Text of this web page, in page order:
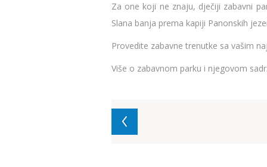
Za one koji ne znaju, dječiji zabavni
Slana banja prema kapiji Panonskih
Provedite zabavne trenutke sa vašim
Više o zabavnom parku i njegovom